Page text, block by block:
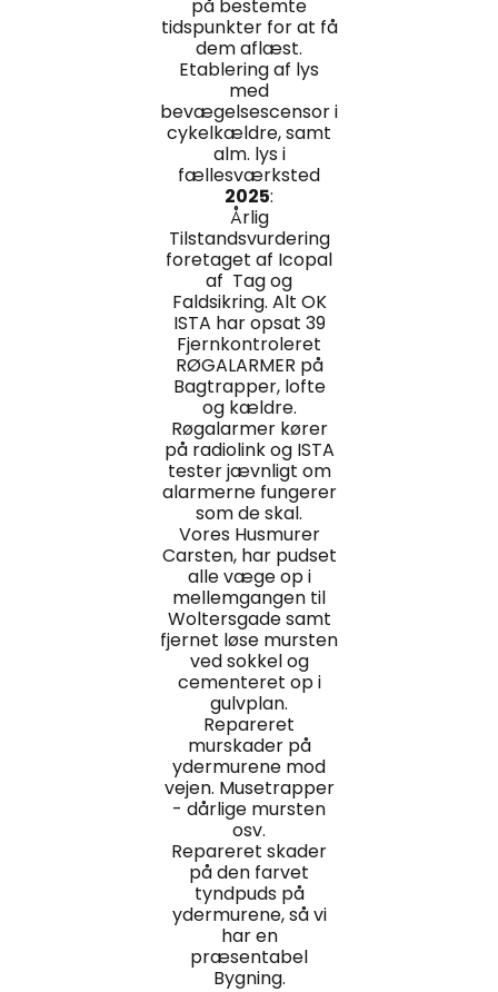
på bestemte
tidspunkter for at få
dem aflæst.
Etablering af lys
med
bevægelsescensor i
cykelkældre, samt
alm. lys i
fællesværksted
2025:
Årlig
Tilstandsvurdering
foretaget af Icopal
af Tag og
Faldsikring. Alt OK
ISTA har opsat 39
Fjernkontroleret
RØGALARMER på
Bagtrapper, lofte
og kældre.
Røgalarmer kører
på radiolink og ISTA
tester jævnligt om
alarmerne fungerer
som de skal.
Vores Husmurer
Carsten, har pudset
alle væge op i
mellemgangen til
Woltersgade samt
fjernet løse mursten
ved sokkel og
cementeret op i
gulvplan.
Repareret
murskader på
ydermurene mod
vejen. Musetrapper
- dårlige mursten
osv.
Repareret skader
på den farvet
tyndpuds på
ydermurene, så vi
har en
præsentabel
Bygning.